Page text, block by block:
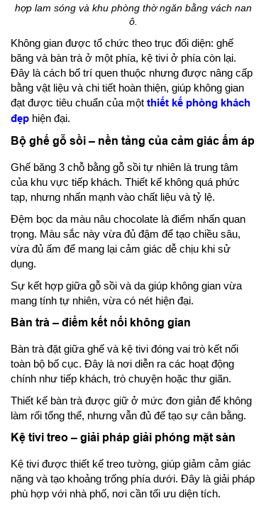
hợp lam sóng và khu phòng thờ ngăn bằng vách nan
ô.
Không gian được tổ chức theo trục đối diện: ghế
băng và bàn trà ở một phía, kệ tivi ở phía còn lại.
Đây là cách bố trí quen thuộc nhưng được nâng cấp
bằng vật liệu và chi tiết hoàn thiện, giúp không gian
đạt được tiêu chuẩn của một thiết kế phòng khách
đẹp hiện đại.
Bộ ghế gỗ sồi – nền tảng của cảm giác ấm áp
Ghế băng 3 chỗ bằng gỗ sồi tự nhiên là trung tâm
của khu vực tiếp khách. Thiết kế không quá phức
tạp, nhưng nhấn mạnh vào chất liệu và tỷ lệ.
Đệm bọc da màu nâu chocolate là điểm nhấn quan
trọng. Màu sắc này vừa đủ đậm để tạo chiều sâu,
vừa đủ ấm để mang lại cảm giác dễ chịu khi sử
dụng.
Sự kết hợp giữa gỗ sồi và da giúp không gian vừa
mang tính tự nhiên, vừa có nét hiện đại.
Bàn trà – điểm kết nối không gian
Bàn trà đặt giữa ghế và kệ tivi đóng vai trò kết nối
toàn bộ bố cục. Đây là nơi diễn ra các hoạt động
chính như tiếp khách, trò chuyện hoặc thư giãn.
Thiết kế bàn trà được giữ ở mức đơn giản để không
làm rối tổng thể, nhưng vẫn đủ để tạo sự cân bằng.
Kệ tivi treo – giải pháp giải phóng mặt sàn
Kệ tivi được thiết kế treo tường, giúp giảm cảm giác
nặng và tạo khoảng trống phía dưới. Đây là giải pháp
phù hợp với nhà phố, nơi cần tối ưu diện tích.